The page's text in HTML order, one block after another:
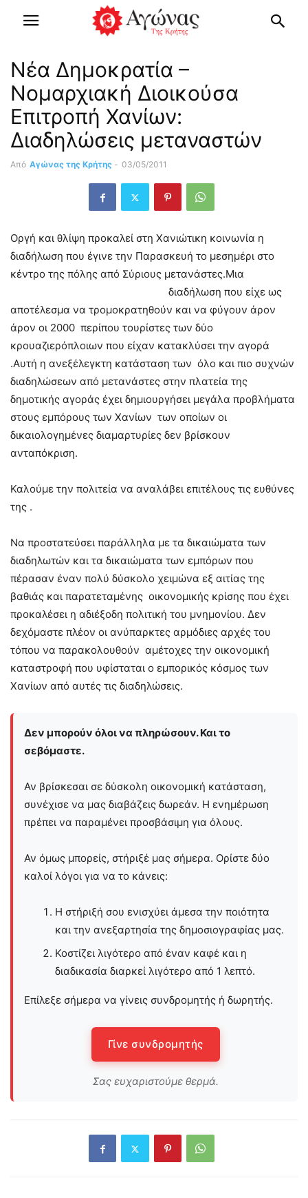
Νέα Δημοκρατία –
Νομαρχιακή Διοικούσα
Επιτροπή Χανίων:
Διαδηλώσεις μεταναστών
Από Αγώνας της Κρήτης - 03/05/2011
Οργή και θλίψη προκαλεί στη Χανιώτικη κοινωνία η
διαδήλωση που έγινε την Παρασκευή το μεσημέρι στο
κέντρο της πόλης από Σύριους μετανάστες.Μια
διαδήλωση που είχε ως
αποτέλεσμα να τρομοκρατηθούν και να φύγουν άρον
άρον οι 2000 περίπου τουρίστες των δύο
κρουαζιερόπλοιων που είχαν κατακλύσει την αγορά
.Αυτή η ανεξέλεγκτη κατάσταση των όλο και πιο συχνών
διαδηλώσεων από μετανάστες στην πλατεία της
δημοτικής αγοράς έχει δημιουργήσει μεγάλα προβλήματα
στους εμπόρους των Χανίων των οποίων οι
δικαιολογημένες διαμαρτυρίες δεν βρίσκουν
ανταπόκριση.
Καλούμε την πολιτεία να αναλάβει επιτέλους τις ευθύνες
της .
Να προστατεύσει παράλληλα με τα δικαιώματα των
διαδηλωτών και τα δικαιώματα των εμπόρων που
πέρασαν έναν πολύ δύσκολο χειμώνα εξ αιτίας της
βαθιάς και παρατεταμένης οικονομικής κρίσης που έχει
προκαλέσει η αδιέξοδη πολιτική του μνημονίου. Δεν
δεχόμαστε πλέον οι ανύπαρκτες αρμόδιες αρχές του
τόπου να παρακολουθούν αμέτοχες την οικονομική
καταστροφή που υφίσταται ο εμπορικός κόσμος των
Χανίων από αυτές τις διαδηλώσεις.
Δεν μπορούν όλοι να πληρώσουν. Και το
σεβόμαστε.
Αν βρίσκεσαι σε δύσκολη οικονομική κατάσταση,
συνέχισε να μας διαβάζεις δωρεάν. Η ενημέρωση
πρέπει να παραμένει προσβάσιμη για όλους.
Αν όμως μπορείς, στήριξέ μας σήμερα. Ορίστε δύο
καλοί λόγοι για να το κάνεις:
Η στήριξή σου ενισχύει άμεσα την ποιότητα
και την ανεξαρτησία της δημοσιογραφίας μας.
Κοστίζει λιγότερο από έναν καφέ και η
διαδικασία διαρκεί λιγότερο από 1 λεπτό.
Επίλεξε σήμερα να γίνεις συνδρομητής ή δωρητής.
Γίνε συνδρομητής
Σας ευχαριστούμε θερμά.